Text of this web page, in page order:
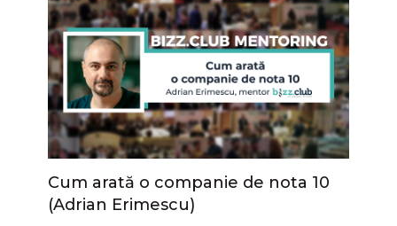
Cum arată o companie de nota 10
(Adrian Erimescu)